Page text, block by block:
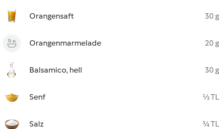
Orangensaft 30 g
Orangenmarmelade 20 g
Balsamico, hell 30 g
Senf ½ TL
Salz ¾ TL